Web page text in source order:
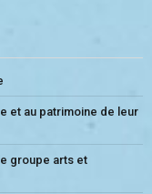
et au patrimoine de leur
groupe arts et